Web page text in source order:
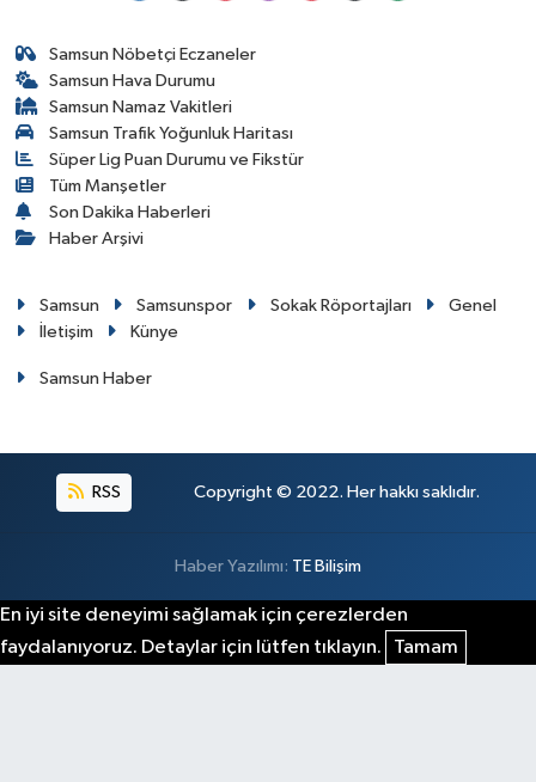
Samsun Nöbetçi Eczaneler
Samsun Hava Durumu
Samsun Namaz Vakitleri
Samsun Trafik Yoğunluk Haritası
Süper Lig Puan Durumu ve Fikstür
Tüm Manşetler
Son Dakika Haberleri
Haber Arşivi
Samsun Samsunspor Sokak Röportajları
Genel
İletişim
Künye
Samsun Haber
RSS Copyright © 2022. Her hakkı saklıdır.
Haber Yazılımı: TE Bilişim
En iyi site deneyimi sağlamak için çerezlerden
faydalanıyoruz. Detaylar için lütfen tıklayın.
Tamam